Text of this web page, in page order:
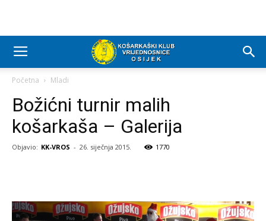
Početna Mladi
Božićni turnir malih
košarkaša – Galerija
Objavio: KK-VROS - 26. siječnja 2015. 1770